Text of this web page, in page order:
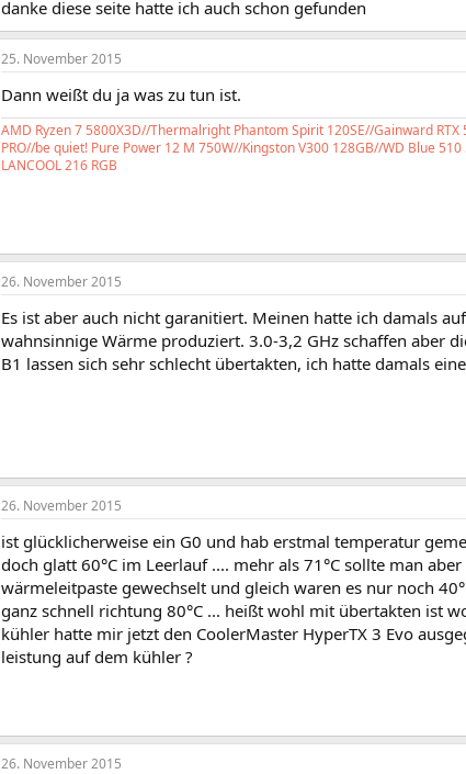
danke diese seite hatte ich auch schon gefunden
25. November 2015
Dann weißt du ja was zu tun ist.
AMD Ryzen 7 5800X3D//Thermalright Phantom Spirit 120SE//Gainward
PRO//be quiet! Pure Power 12 M 750W//Kingston V300 128GB//WD Blue
LANCOOL 216 RGB
26. November 2015
Es ist aber auch nicht garanitiert. Meinen hatte ich damals
wahnsinnige Wärme produziert. 3.0-3,2 GHz schaffen aber
B1 lassen sich sehr schlecht übertakten, ich hatte damals
26. November 2015
ist glücklicherweise ein G0 und hab erstmal temperatur
doch glatt 60°C im Leerlauf .... mehr als 71°C sollte man
wärmeleitpaste gewechselt und gleich waren es nur noch
ganz schnell richtung 80°C ... heißt wohl mit übertakten ist
kühler hatte mir jetzt den CoolerMaster HyperTX 3 Evo
leistung auf dem kühler ?
26. November 2015